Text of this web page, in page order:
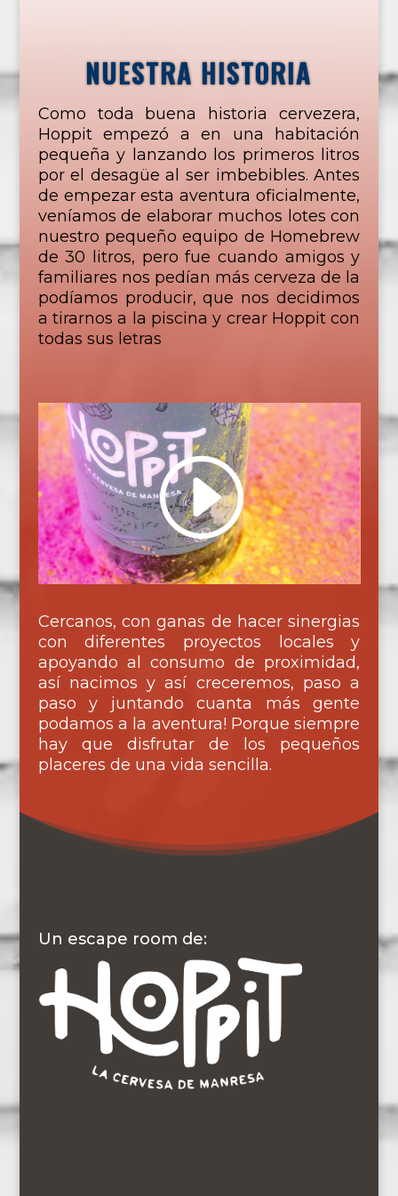
NUESTRA HISTORIA
Como toda buena historia cervezera,
Hoppit empezó a en una habitación
pequeña y lanzando los primeros litros
por el desagüe al ser imbebibles. Antes
de empezar esta aventura oficialmente,
veníamos de elaborar muchos lotes con
nuestro pequeño equipo de Homebrew
de 30 litros, pero fue cuando amigos y
familiares nos pedían más cerveza de la
podíamos producir, que nos decidimos
a tirarnos a la piscina y crear Hoppit con
todas sus letras
Cercanos, con ganas de hacer sinergias
con diferentes proyectos locales y
apoyando al consumo de proximidad,
así nacimos y así creceremos, paso a
paso y juntando cuanta más gente
podamos a la aventura! Porque siempre
hay que disfrutar de los pequeños
placeres de una vida sencilla.
Un escape room de: